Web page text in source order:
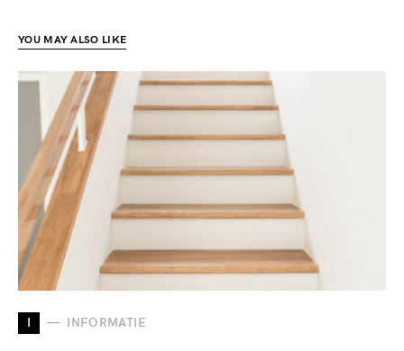
YOU MAY ALSO LIKE
I INFORMATIE